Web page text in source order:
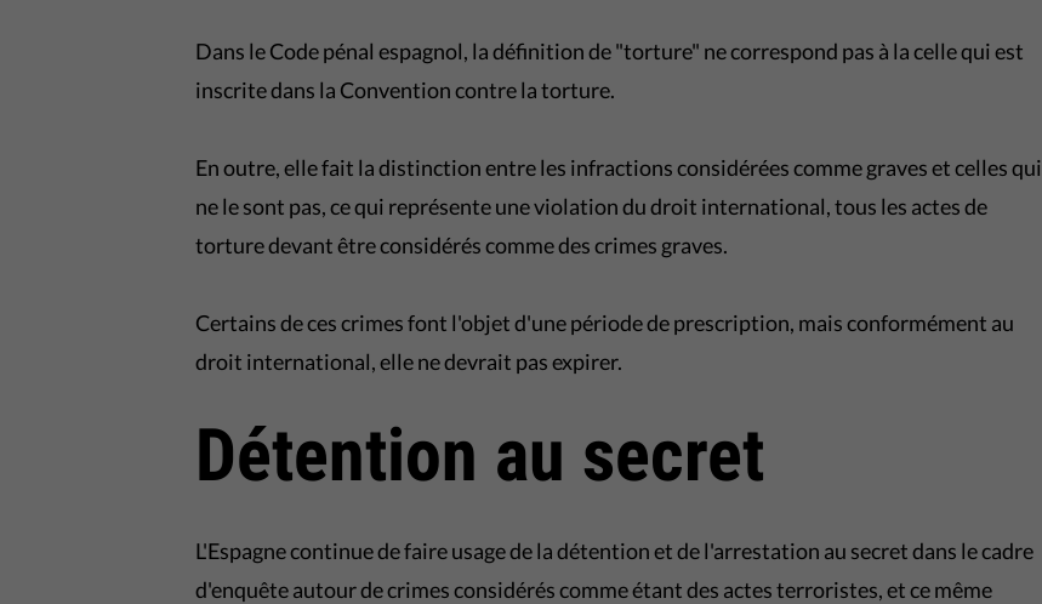
Dans le Code pénal espagnol, la définition de "torture" ne correspond pas à la celle qui est
inscrite dans la Convention contre la torture.
En outre, elle fait la distinction entre les infractions considérées comme graves et celles qui
ne le sont pas, ce qui représente une violation du droit international, tous les actes de
torture devant être considérés comme des crimes graves.
Certains de ces crimes font l'objet d'une période de prescription, mais conformément au
droit international, elle ne devrait pas expirer.
Détention au secret
L'Espagne continue de faire usage de la détention et de l'arrestation au secret dans le cadre
d'enquête autour de crimes considérés comme étant des actes terroristes, et ce même